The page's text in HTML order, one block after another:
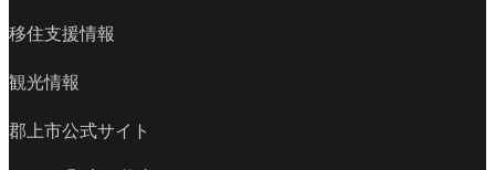
移住支援情報
観光情報
郡上市公式サイト